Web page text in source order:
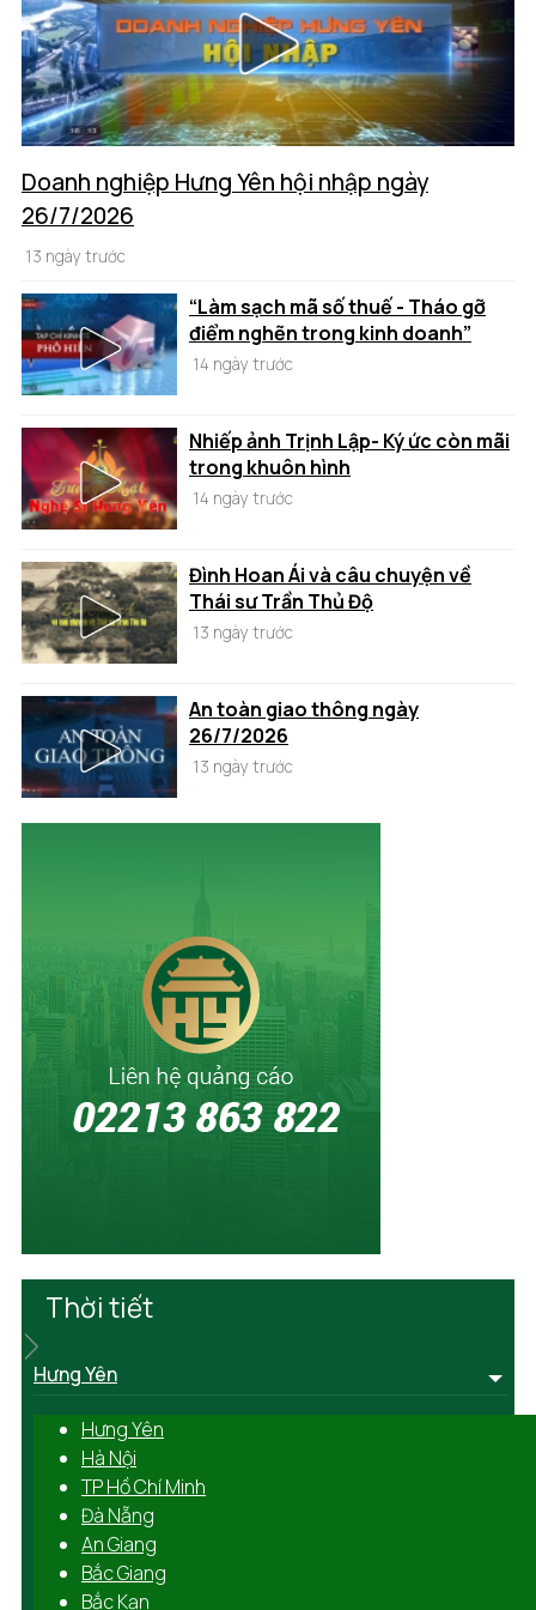
Doanh nghiệp Hưng Yên hội nhập ngày
26/7/2026
13 ngày trước
“Làm sạch mã số thuế - Tháo gỡ
điểm nghẽn trong kinh doanh”
14 ngày trước
Nhiếp ảnh Trịnh Lập- Ký ức còn mãi
trong khuôn hình
14 ngày trước
Đình Hoan Ái và câu chuyện về
Thái sư Trần Thủ Độ
13 ngày trước
An toàn giao thông ngày
26/7/2026
13 ngày trước
Thời tiết
Hưng Yên
Hưng Yên
Hà Nội
TP Hồ Chí Minh
Đà Nẵng
An Giang
Bắc Giang
Bắc Kạn